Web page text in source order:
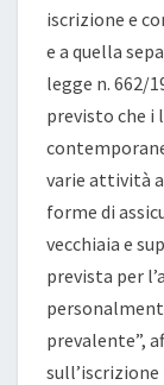
iscrizione e
e a quella
legge n. 662/
previsto che i
varie attività
forme di
vecchiaia e
prevista per
prevalente”,